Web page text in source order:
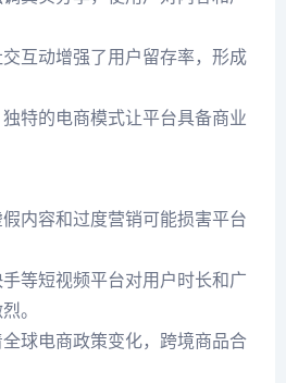
交互动增强了用户留存率，形成
独特的电商模式让平台具备商业
假内容和过度营销可能损害平台
手等短视频平台对用户时长和广
。
全球电商政策变化，跨境商品合